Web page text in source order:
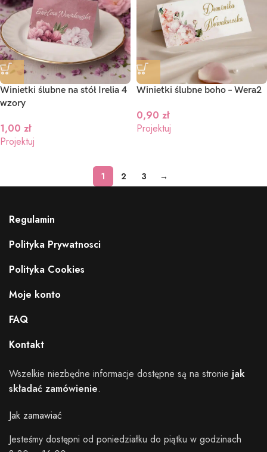
Winietki ślubne na stół Irelia 4
wzory
1,00 zł
Projektuj
Winietki ślubne boho – Wera2
0,90 zł
Projektuj
1 2 3 →
Regulamin
Polityka Prywatnosci
Polityka Cookies
Moje konto
FAQ
Kontakt
Wszelkie niezbędne informacje dostępne są na stronie jak
składać zamówienie.
Jak zamawiać
Jesteśmy dostępni od poniedziałku do piątku w godzinach